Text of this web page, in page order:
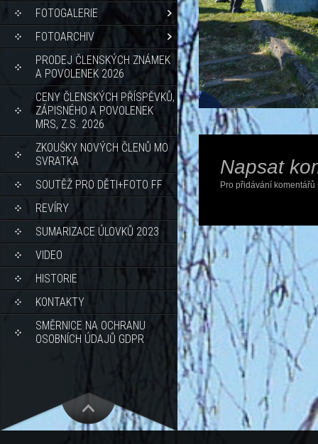
FOTOGALERIE
FOTOARCHIV
PRODEJ ČLENSKÝCH ZNÁMEK
A POVOLENEK 2026
CENY ČLENSKÝCH PŘÍSPĚVKŮ,
ZÁPISNÉHO A POVOLENEK
MRS, Z.S. 2026
ZKOUŠKY NOVÝCH ČLENŮ MO
SVRATKA
SOUTĚŽ PRO DĚTI+FOTO FF
REVÍRY
SUMARIZACE ÚLOVKŮ 2023
VIDEO
HISTORIE
KONTAKTY
SMĚRNICE NA OCHRANU
OSOBNÍCH ÚDAJŮ GDPR
Napsat
Pro přidávání